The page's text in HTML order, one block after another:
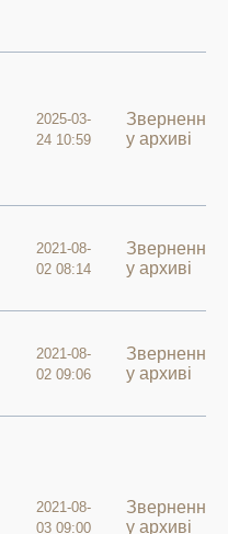
2025-03-
24 10:59
Звернення
у архиві
2021-08-
02 08:14
Звернення
у архиві
2021-08-
02 09:06
Звернення
у архиві
2021-08-
03 09:00
Звернення
у архиві